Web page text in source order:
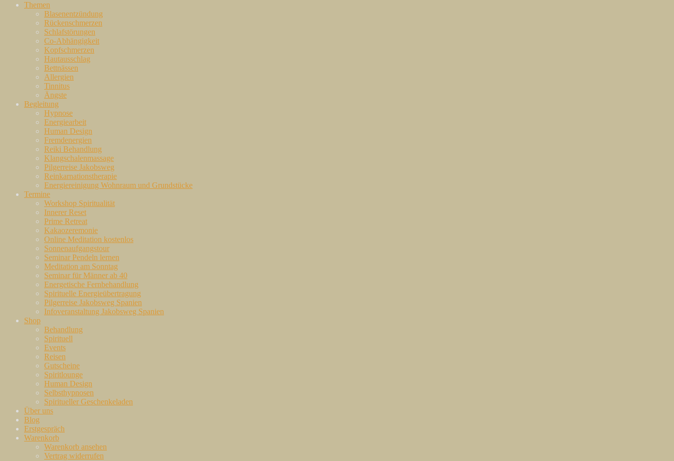
Themen
Blasenentzündung
Rückenschmerzen
Schlafstörungen
Co-Abhängigkeit
Kopfschmerzen
Hautausschlag
Bettnässen
Allergien
Tinnitus
Ängste
Begleitung
Hypnose
Energiearbeit
Human Design
Fremdenergien
Reiki Behandlung
Klangschalenmassage
Pilgerreise Jakobsweg
Reinkarnationstherapie
Energiereinigung Wohnraum und Grundstücke
Termine
Workshop Spiritualität
Innerer Reset
Prime Retreat
Kakaozeremonie
Online Meditation kostenlos
Sonnenaufgangstour
Seminar Pendeln lernen
Meditation am Sonntag
Seminar für Männer ab 40
Energetische Fernbehandlung
Spirituelle Energieübertragung
Pilgerreise Jakobsweg Spanien
Infoveranstaltung Jakobsweg Spanien
Shop
Behandlung
Spirituell
Events
Reisen
Gutscheine
Spiritlounge
Human Design
Selbsthypnosen
Spiritueller Geschenkeladen
Über uns
Blog
Erstgespräch
Warenkorb
Warenkorb ansehen
Vertrag widerrufen